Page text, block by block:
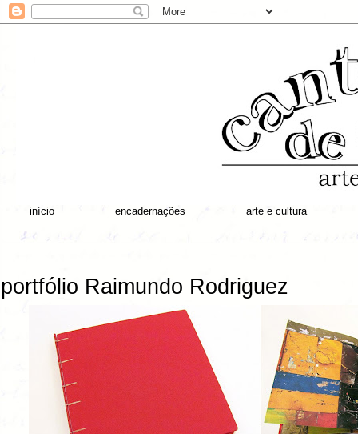
início encadernações arte e cultura
portfólio Raimundo Rodriguez